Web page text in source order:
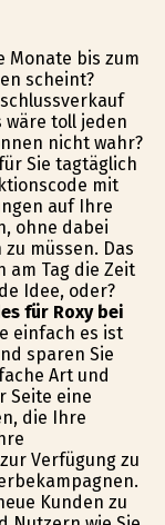
Monate bis zum
scheint?
wäre toll jeden
nicht wahr?
Sie tagtäglich
mit
auf Ihre
ohne dabei
müssen. Das
am Tag die Zeit
Idee, oder?
für Roxy bei
einfach es ist
sparen Sie
Art und
Seite eine
die Ihre
Verfügung zu
Kunden zu